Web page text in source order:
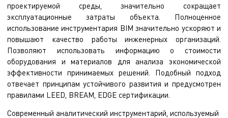
проектируемой среды, значительно сокращает
эксплуатационные затраты объекта. Полноценное
использование инструментария BIM значительно ускоряют и
повышают качество работы инженерных организаций.
Позволяют использовать информацию о стоимости
оборудования и материалов для анализа экономической
эффективности принимаемых решений. Подобный подход
отвечает принципам устойчивого развития и предусмотрен
правилами LEED, BREAM, EDGE сертификации.
Современный аналитический инструментарий, используемый